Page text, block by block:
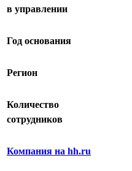
в управлении
Год основания
Регион
Количество
сотрудников
Компания на hh.ru